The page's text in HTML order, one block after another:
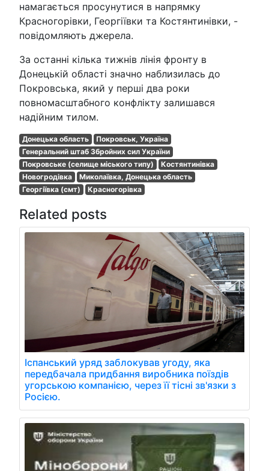
намагається просунутися в напрямку
Красногорівки, Георгіївки та Костянтинівки, -
повідомляють джерела.
За останні кілька тижнів лінія фронту в
Донецькій області значно наблизилась до
Покровська, який у перші два роки
повномасштабного конфлікту залишався
надійним тилом.
Донецька область
Покровськ, Україна
Генеральний штаб Збройних сил України
Покровське (селище міського типу)
Костянтинівка
Новогродівка
Миколаївка, Донецька область
Георгіївка (смт)
Красногорівка
Related posts
Іспанський уряд заблокував угоду, яка
передбачала придбання виробника поїздів
угорською компанією, через її тісні зв'язки з
Росією.